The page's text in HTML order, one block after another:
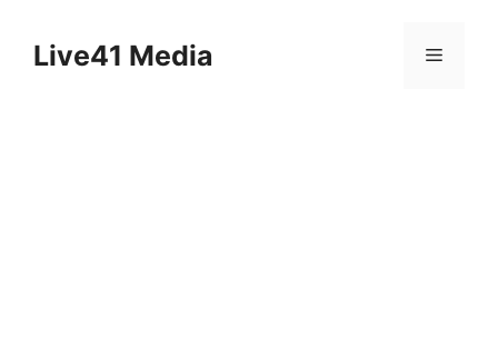
contentLive41 Media Menu